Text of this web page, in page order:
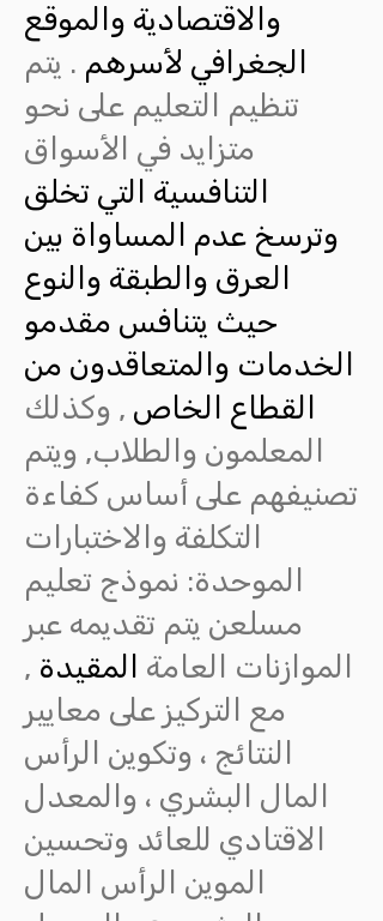
والاقتصادية والموقع
الجغرافي لأسرهم . يتم
تنظيم التعليم على نحو
متزايد في الأسواق
التنافسية التي تخلق
وترسخ عدم المساواة بين
العرق والطبقة والنوع
حيث يتنافس مقدمو
الخدمات والمتعاقدون من
القطاع الخاص , وكذلك
المعلمون والطلاب, ويتم
تصنيفهم على أساس كفاءة
التكلفة والاختبارات
الموحدة: نموذج تعليم
مسلعن يتم تقديمه عبر
الموازنات العامة المقيدة ,
مع التركيز على معايير
النتائج ، وتكوين الرأس
المال البشري ، والمعدل
الاقتادي للعائد وتحسين
الموين الرأس المال